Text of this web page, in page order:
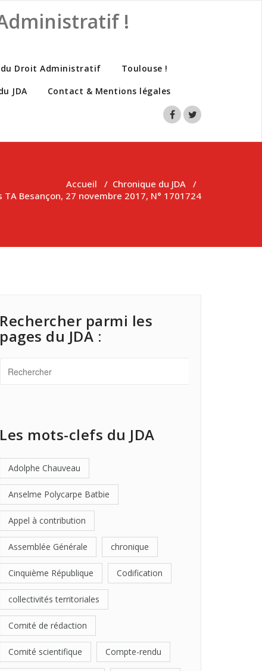
!
du Droit Administratif
Toulouse !
JDA Contact & Mentions légales
Accueil / Chronique du JDA /
TA Besançon, 27 novembre 2017, N° 1701724
Rechercher parmi les
pages du JDA :
Les mots-clefs du JDA
Adolphe Chauveau
Anselme Polycarpe Batbie
Appel à contribution
Assemblée Générale chronique
Cinquième République Codification
collectivités territoriales
Comité de rédaction
Comité scientifique Compte-rendu